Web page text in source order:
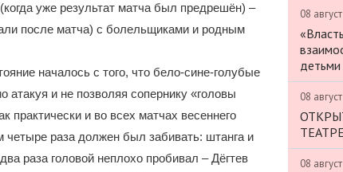
уже результат матча был предрешён) –
после матча) с болельщиками и родным
началось с того, что бело-сине-голубые
атакуя и не позволяя сопернику «головы
практически и во всех матчах весеннего
раза должен был забивать: штанга и
раза головой неплохо пробивал – Дёгтев
08
08
08